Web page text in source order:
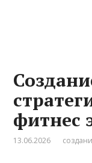
фитнес
13.06.2026